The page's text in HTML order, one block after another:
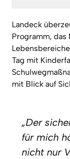
Landeck
Programm, das
Tag mit
mit Blick auf
„Der
für mich
nicht nur